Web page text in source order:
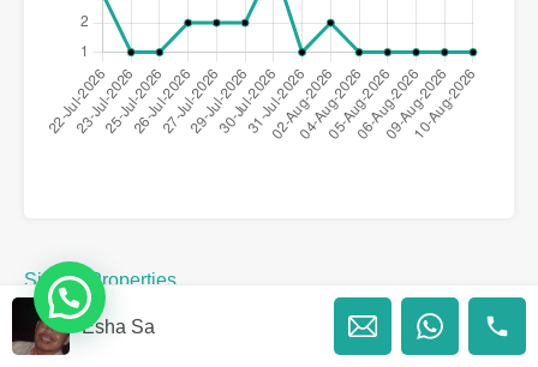
Similar Properties
Recommended Property Features Property Type
Esha Sa